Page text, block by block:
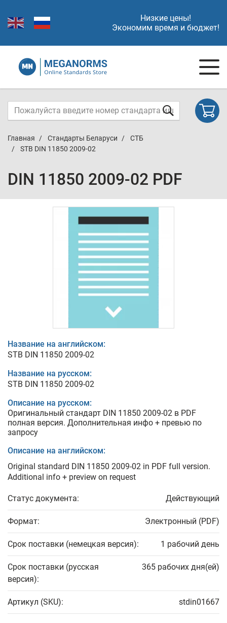
Низкие цены!
Экономим время и бюджет!
Главная Стандарты Беларуси
СТБ
STB DIN 11850 2009-02
DIN 11850 2009-02 PDF
Название на английском:
STB DIN 11850 2009-02
Название на русском:
STB DIN 11850 2009-02
Описание на русском:
Оригинальный стандарт DIN 11850 2009-02 в PDF
полная версия. Дополнительная инфо + превью по
запросу
Описание на английском:
Original standard DIN 11850 2009-02 in PDF full version.
Additional info + preview on request
Статус документа: Действующий
Формат: Электронный (PDF)
Срок поставки (немецкая версия): 1 рабочий день
Срок поставки (русская
версия):
365 рабочих дня(ей)
Артикул (SKU): stdin01667